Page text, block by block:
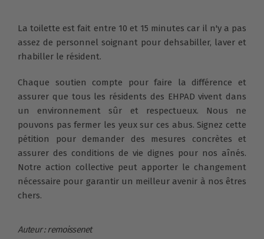
La toilette est fait entre 10 et 15 minutes car il n'y a pas
assez de personnel soignant pour dehsabiller, laver et
rhabiller le résident.
Chaque soutien compte pour faire la différence et
assurer que tous les résidents des EHPAD vivent dans
un environnement sûr et respectueux. Nous ne
pouvons pas fermer les yeux sur ces abus. Signez cette
pétition pour demander des mesures concrètes et
assurer des conditions de vie dignes pour nos aînés.
Notre action collective peut apporter le changement
nécessaire pour garantir un meilleur avenir à nos êtres
chers.
Auteur : remoissenet